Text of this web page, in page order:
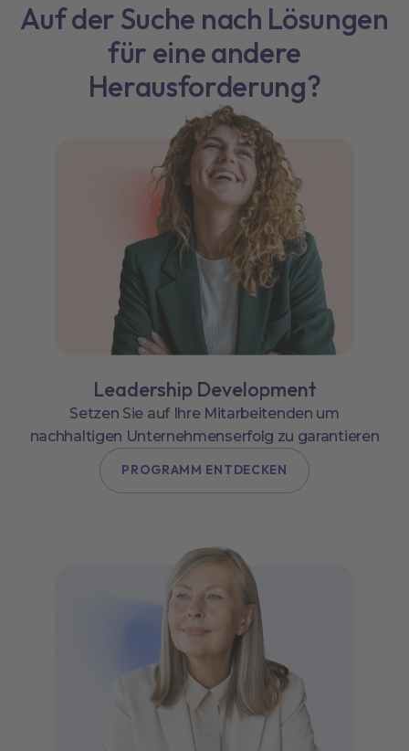
Auf der Suche nach Lösungen
für eine andere
Herausforderung?
Leadership Development
Setzen Sie auf Ihre Mitarbeitenden um
nachhaltigen Unternehmenserfolg zu garantieren
PROGRAMM ENTDECKEN